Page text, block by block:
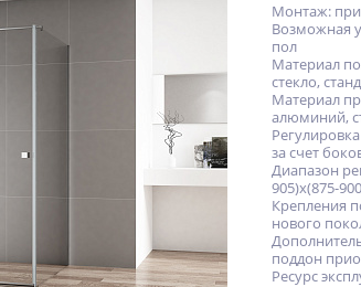
Монтаж:
Возможная
пол
Материал
стекло,
Материал
алюминий,
за счет
Диапазон
905)x(875-
Крепления
нового
поддон
Ресурс